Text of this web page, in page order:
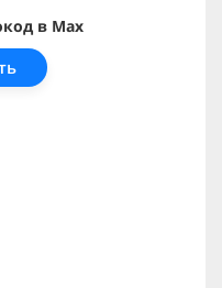
в Max